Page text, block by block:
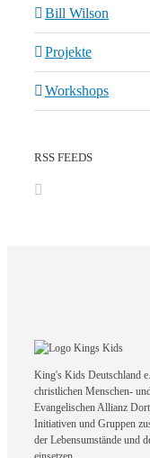
Bill Wilson
Projekte
Workshops
RSS FEEDS
King's Kids Deutschland
christlichen Menschen-
Evangelischen Allianz
Initiativen und Gruppen
der Lebensumstände und